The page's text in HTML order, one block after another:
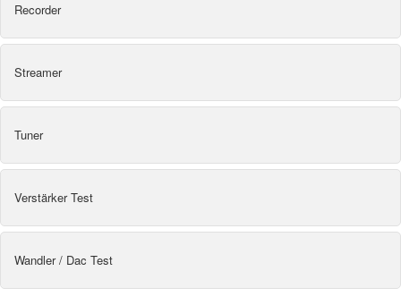
Recorder
Streamer
Tuner
Verstärker Test
Wandler / Dac Test